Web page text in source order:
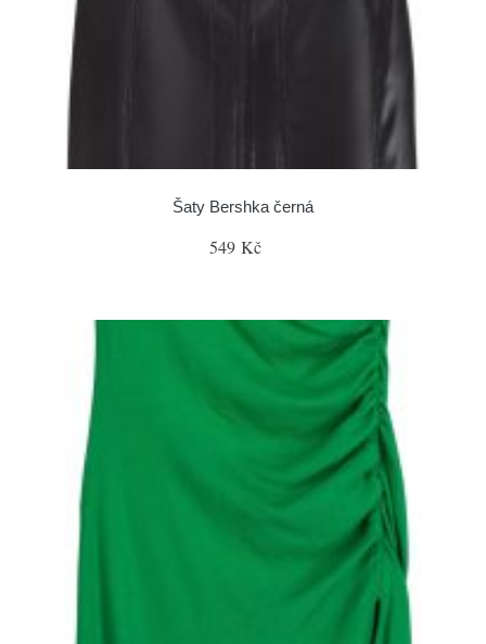
Šaty Bershka černá
549 Kč